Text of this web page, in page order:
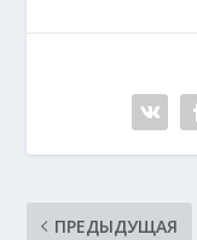
ПРЕДЫДУЩАЯ